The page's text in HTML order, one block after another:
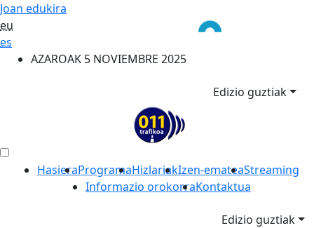
Joan edukira
eu
es
AZAROAK 5 NOVIEMBRE 2025
Edizio guztiak
HasieraProgramaHizlariakIzen-emateaStreaming
Informazio orokorraKontaktua
Edizio guztiak